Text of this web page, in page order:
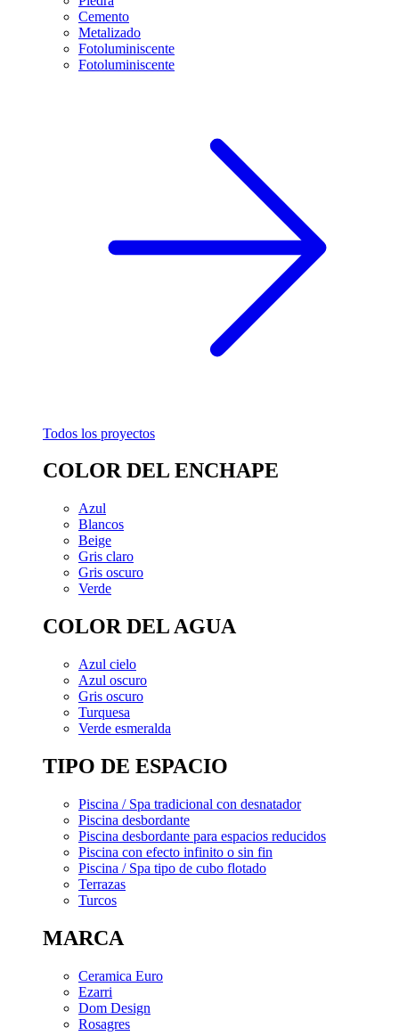
Cemento
Metalizado
Fotoluminiscente
Fotoluminiscente
Todos los proyectos
COLOR DEL ENCHAPE
Azul
Blancos
Beige
Gris claro
Gris oscuro
Verde
COLOR DEL AGUA
Azul cielo
Azul oscuro
Gris oscuro
Turquesa
Verde esmeralda
TIPO DE ESPACIO
Piscina / Spa tradicional con desnatador
Piscina desbordante
Piscina desbordante para espacios reducidos
Piscina con efecto infinito o sin fin
Piscina / Spa tipo de cubo flotado
Terrazas
Turcos
MARCA
Ceramica Euro
Ezarri
Dom Design
Rosagres